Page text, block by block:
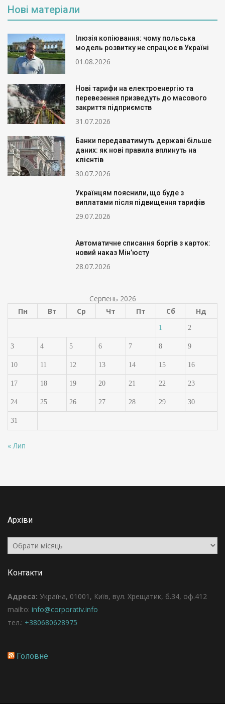
Нові матеріали
Ілюзія копіювання: чому польська
модель розвитку не спрацює в Україні
01.08.2026
Нові тарифи на електроенергію та
перевезення призведуть до масового
закриття підприємств
31.07.2026
Банки передаватимуть державі більше
даних: як нові правила вплинуть на
клієнтів
30.07.2026
Українцям пояснили, що буде з
виплатами після підвищення тарифів
29.07.2026
Автоматичне списання боргів з карток:
новий наказ Мін’юсту
28.07.2026
Серпень 2026
Пн
Вт Ср Чт Пт Сб Нд
1 2
3 4 5 6 7 8 9
10 11 12 13 14 15 16
17 18 19 20 21 22 23
24 25 26 27 28 29 30
31
« Лип
Архіви
Архіви
Контакти
Адреса: Україна, 01001, Київ, вул. Хрещатик, б.34, оф.412
mailto: info@corporativ.info
тел.: +380680628975
Головне